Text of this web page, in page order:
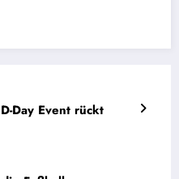
Day Event rückt